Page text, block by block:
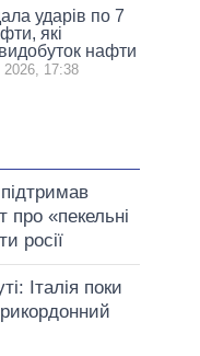
ударів по 7
які
нафти
2026, 17:38
про «пекельні
росії
Італія поки